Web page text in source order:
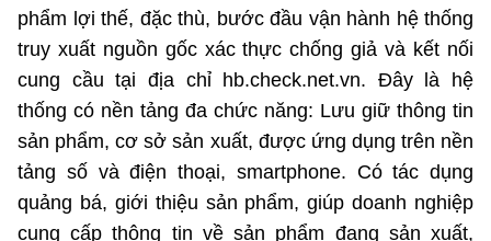
phẩm lợi thế, đặc thù, bước đầu vận hành hệ thống
truy xuất nguồn gốc xác thực chống giả và kết nối
cung cầu tại địa chỉ hb.check.net.vn. Đây là hệ
thống có nền tảng đa chức năng: Lưu giữ thông tin
sản phẩm, cơ sở sản xuất, được ứng dụng trên nền
tảng số và điện thoại, smartphone. Có tác dụng
quảng bá, giới thiệu sản phẩm, giúp doanh nghiệp
cung cấp thông tin về sản phẩm đang sản xuất,